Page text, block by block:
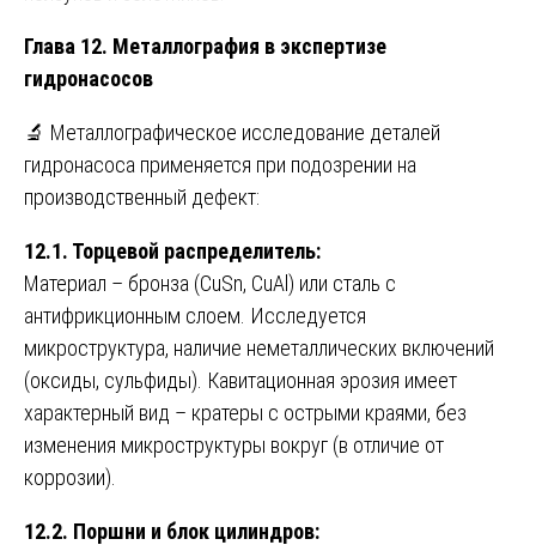
Глава 12. Металлография в экспертизе
гидронасосов
🔬 Металлографическое исследование деталей
гидронасоса применяется при подозрении на
производственный дефект:
12.1. Торцевой распределитель:
Материал – бронза (CuSn, CuAl) или сталь с
антифрикционным слоем. Исследуется
микроструктура, наличие неметаллических включений
(оксиды, сульфиды). Кавитационная эрозия имеет
характерный вид – кратеры с острыми краями, без
изменения микроструктуры вокруг (в отличие от
коррозии).
12.2. Поршни и блок цилиндров: